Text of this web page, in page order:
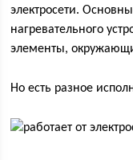
электросети.
нагревательного
элементы,
Но есть разное